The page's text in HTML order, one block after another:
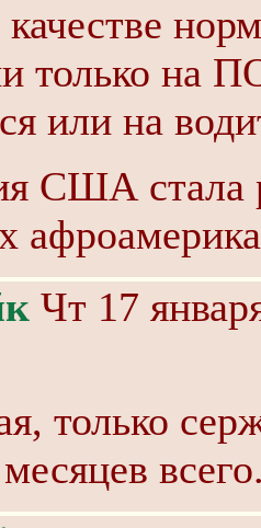
только на
или на
США стала
Чт 17
только